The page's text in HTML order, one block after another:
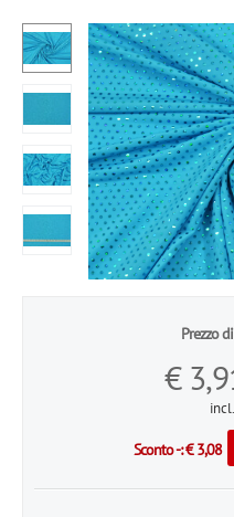
Prezzo
€
Sconto -:€3,08